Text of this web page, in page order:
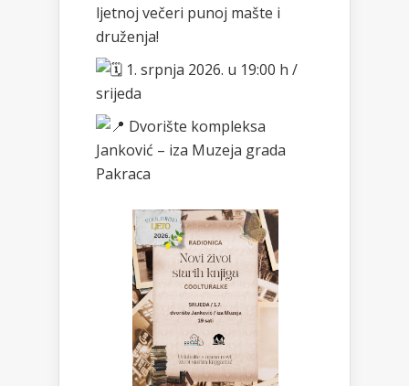
ljetnoj večeri punoj mašte i
druženja!
1. srpnja 2026. u 19:00 h /
srijeda
Dvorište kompleksa
Janković – iza Muzeja grada
Pakraca